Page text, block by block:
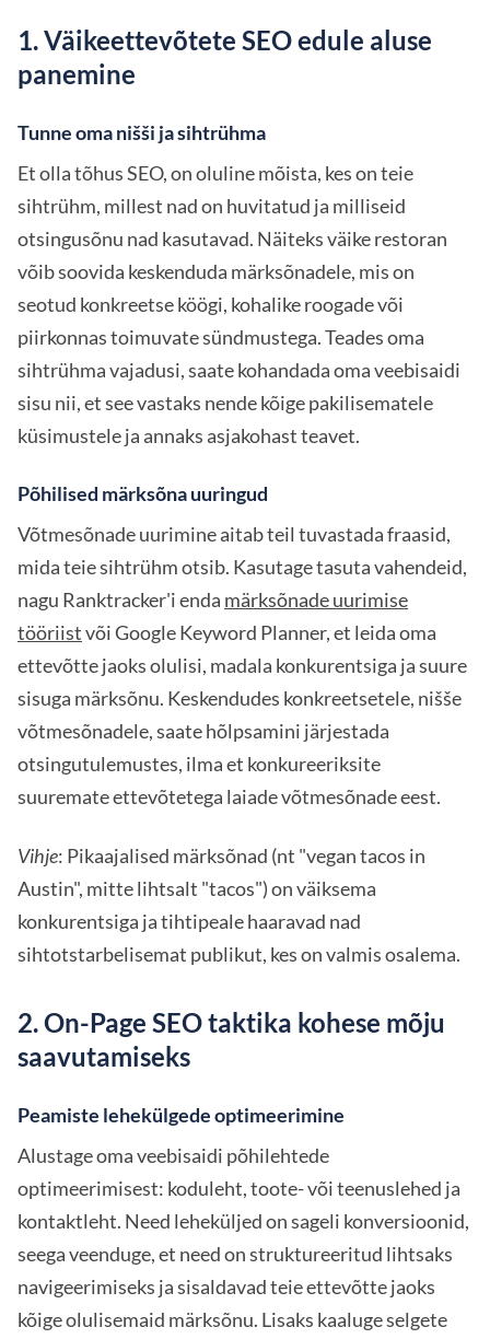
1. Väikeettevõtete SEO edule aluse
panemine
Tunne oma nišši ja sihtrühma
Et olla tõhus SEO, on oluline mõista, kes on teie
sihtrühm, millest nad on huvitatud ja milliseid
otsingusõnu nad kasutavad. Näiteks väike restoran
võib soovida keskenduda märksõnadele, mis on
seotud konkreetse köögi, kohalike roogade või
piirkonnas toimuvate sündmustega. Teades oma
sihtrühma vajadusi, saate kohandada oma veebisaidi
sisu nii, et see vastaks nende kõige pakilisematele
küsimustele ja annaks asjakohast teavet.
Põhilised märksõna uuringud
Võtmesõnade uurimine aitab teil tuvastada fraasid,
mida teie sihtrühm otsib. Kasutage tasuta vahendeid,
nagu Ranktracker'i enda märksõnade uurimise
tööriistvõi Google Keyword Planner, et leida oma
ettevõtte jaoks olulisi, madala konkurentsiga ja suure
sisuga märksõnu. Keskendudes konkreetsetele, nišše
võtmesõnadele, saate hõlpsamini järjestada
otsingutulemustes, ilma et konkureeriksite
suuremate ettevõtetega laiade võtmesõnade eest.
Vihje: Pikaajalised märksõnad (nt "vegan tacos in
Austin", mitte lihtsalt "tacos") on väiksema
konkurentsiga ja tihtipeale haaravad nad
sihtotstarbelisemat publikut, kes on valmis osalema.
2. On-Page SEO taktika kohese mõju
saavutamiseks
Peamiste lehekülgede optimeerimine
Alustage oma veebisaidi põhilehtede
optimeerimisest: koduleht, toote- või teenuslehed ja
kontaktleht. Need leheküljed on sageli konversioonid,
seega veenduge, et need on struktureeritud lihtsaks
navigeerimiseks ja sisaldavad teie ettevõtte jaoks
kõige olulisemaid märksõnu. Lisaks kaaluge selgete